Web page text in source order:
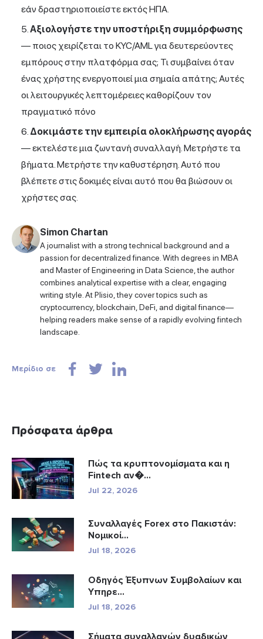
εάν δραστηριοποιείστε εκτός ΗΠΑ.
Αξιολογήστε την υποστήριξη συμμόρφωσης
— ποιος χειρίζεται το KYC/AML για δευτερεύοντες
εμπόρους στην πλατφόρμα σας; Τι συμβαίνει όταν
ένας χρήστης ενεργοποιεί μια σημαία απάτης; Αυτές
οι λειτουργικές λεπτομέρειες καθορίζουν τον
πραγματικό πόνο
Δοκιμάστε την εμπειρία ολοκλήρωσης αγοράς
— εκτελέστε μια ζωντανή συναλλαγή. Μετρήστε τα
βήματα. Μετρήστε την καθυστέρηση. Αυτό που
βλέπετε στις δοκιμές είναι αυτό που θα βιώσουν οι
χρήστες σας.
Simon Chartan
A journalist with a strong technical background and a
passion for decentralized finance. With degrees in MBA
and Master of Engineering in Data Science, the author
combines analytical expertise with a clear, engaging
writing style. At Plisio, they cover topics such as
cryptocurrency, blockchain, DeFi, and digital finance—
helping readers make sense of a rapidly evolving fintech
landscape.
Μερίδιο σε
Πρόσφατα άρθρα
Πώς τα κρυπτονομίσματα και η
Fintech αν�...
Jul 22, 2026
Συναλλαγές Forex στο Πακιστάν:
Νομικοί...
Jul 18, 2026
Οδηγός Έξυπνων Συμβολαίων και
Υπηρε...
Jul 18, 2026